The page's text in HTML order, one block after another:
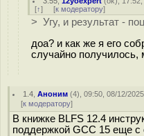
[↑] [к модератору]
> Угу, и результат -
доа? и как же я его
случайно
1.4 ,Аноним (4), 09:50, 08/12/
[к модератору]
В книжке BLFS 12.4
поддержкой GCC 15 еще с